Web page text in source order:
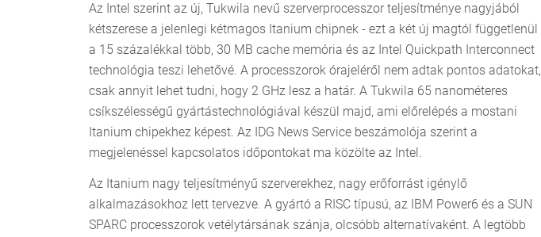
Az Intel szerint az új, Tukwila nevű szerverprocesszor teljesítménye nagyjából
kétszerese a jelenlegi kétmagos Itanium chipnek - ezt a két új magtól függetlenül
a 15 százalékkal több, 30 MB cache memória és az Intel Quickpath Interconnect
technológia teszi lehetővé. A processzorok órajeléről nem adtak pontos adatokat,
csak annyit lehet tudni, hogy 2 GHz lesz a határ. A Tukwila 65 nanométeres
csíkszélességű gyártástechnológiával készül majd, ami előrelépés a mostani
Itanium chipekhez képest. Az IDG News Service beszámolója szerint a
megjelenéssel kapcsolatos időpontokat ma közölte az Intel.
Az Itanium nagy teljesítményű szerverekhez, nagy erőforrást igénylő
alkalmazásokhoz lett tervezve. A gyártó a RISC típusú, az IBM Power6 és a SUN
SPARC processzorok vetélytársának szánja, olcsóbb alternatívaként. A legtöbb